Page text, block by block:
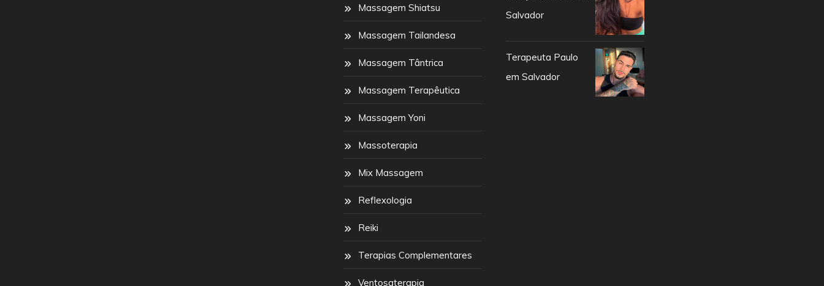
Massagem Shiatsu
Massagem Tailandesa
Massagem Tântrica
Massagem Terapêutica
Massagem Yoni
Massoterapia
Mix Massagem
Reflexologia
Reiki
Terapias Complementares
Ventosaterapia
Salvador
Terapeuta Paulo
em Salvador